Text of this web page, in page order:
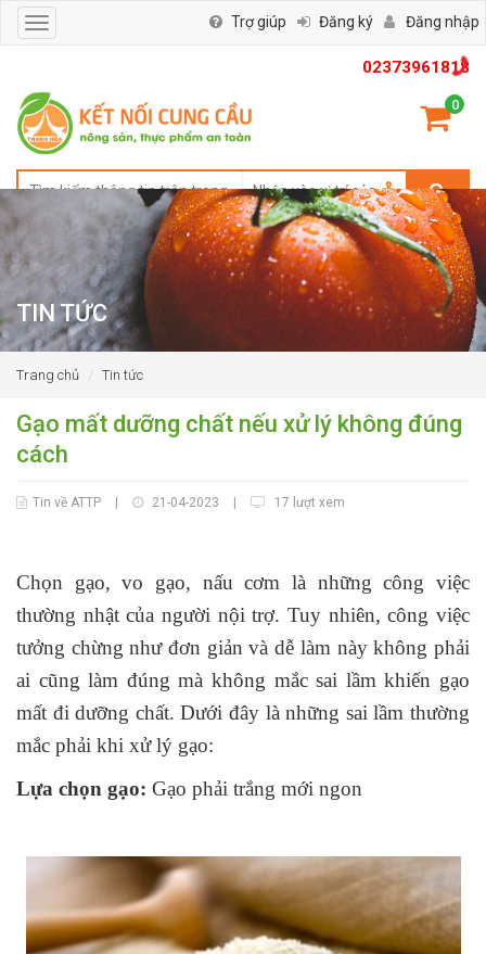
02373961818
0
Toggle
navigation
Trợ giúp Đăng ký Đăng nhập
TIN TỨC
Trang chủ Tin tức
Gạo mất dưỡng chất nếu xử lý không đúng
cách
Tin về ATTP 21-04-2023 17 lượt xem
Chọn gạo, vo gạo, nấu cơm là những công việc
thường nhật của người nội trợ. Tuy nhiên, công việc
tưởng chừng như đơn giản và dễ làm này không phải
ai cũng làm đúng mà không mắc sai lầm khiến gạo
mất đi dưỡng chất. Dưới đây là những sai lầm thường
mắc phải khi xử lý gạo:
Lựa chọn gạo: Gạo phải trắng mới ngon